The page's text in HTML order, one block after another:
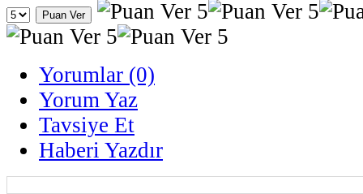
Yorumlar (0)
Yorum Yaz
Tavsiye Et
Haberi Yazdır